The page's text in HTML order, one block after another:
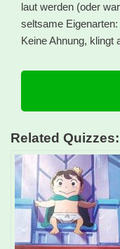
laut werden (oder
seltsame
Keine Ahnung, klingt
Related Quizzes: